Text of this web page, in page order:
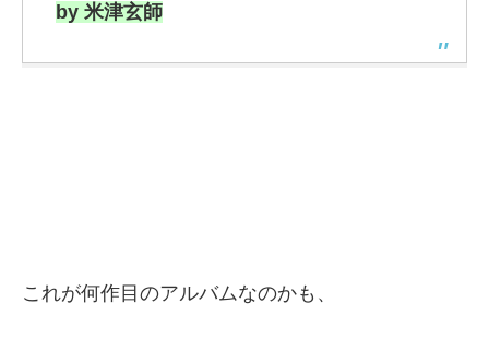
by 米津玄師
これが何作目のアルバムなのかも、